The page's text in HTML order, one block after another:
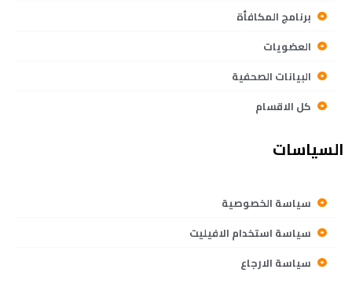
برنامج المكافأة
العضويات
البيانات الصحفية
كل الاقسام
السياسات
سياسة الخصوصية
سياسة استخدام الافيليت
سياسة الارجاع